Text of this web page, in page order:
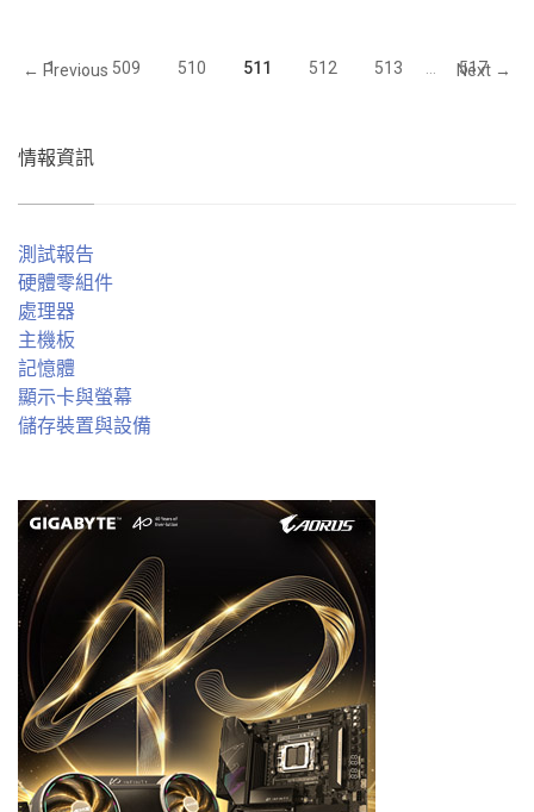
← Previous
1 ... 509 510 511 512 513 517
Next →
情報資訊
測試報告
硬體零組件
處理器
主機板
記憶體
顯示卡與螢幕
儲存裝置與設備